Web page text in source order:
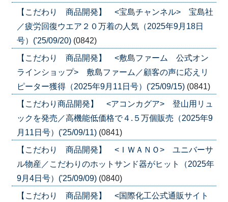
【こだわり 商品開発】 <宝島チャンネル> 宝島社
／疲労回復ウエア２０万着の人気（2025年9月18日
号）('25/09/20) (0842)
【こだわり 商品開発】 <敷島ファーム 公式オン
ラインショップ> 敷島ファーム／顧客の声に応えリ
ピーター獲得（2025年9月11日号）('25/09/15) (0841)
【こだわり商品開発】 <アコンカグア> 登山用リュ
ックを発売／高機能低価格で４.５万個販売（2025年9
月11日号）('25/09/11) (0841)
【こだわり 商品開発】 <ＩＷＡＮＯ> ユニバーサ
ル物産／こだわりのホットサンド器がヒット（2025年
9月4日号）('25/09/09) (0840)
【こだわり 商品開発】 <国際化工公式通販サイト